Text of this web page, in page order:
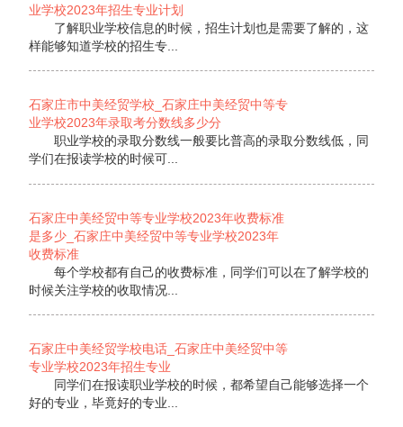
业学校2023年招生专业计划
了解职业学校信息的时候，招生计划也是需要了解的，这
样能够知道学校的招生专...
石家庄市中美经贸学校_石家庄中美经贸中等专
业学校2023年录取考分数线多少分
职业学校的录取分数线一般要比普高的录取分数线低，同
学们在报读学校的时候可...
石家庄中美经贸中等专业学校2023年收费标准
是多少_石家庄中美经贸中等专业学校2023年
收费标准
每个学校都有自己的收费标准，同学们可以在了解学校的
时候关注学校的收取情况...
石家庄中美经贸学校电话_石家庄中美经贸中等
专业学校2023年招生专业
同学们在报读职业学校的时候，都希望自己能够选择一个
好的专业，毕竟好的专业...